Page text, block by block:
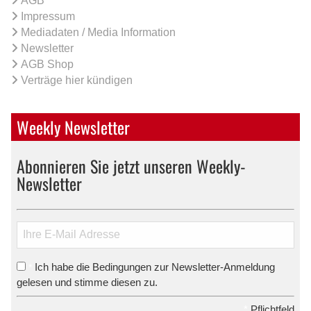
Impressum
Mediadaten / Media Information
Newsletter
AGB Shop
Verträge hier kündigen
Weekly Newsletter
Abonnieren Sie jetzt unseren Weekly-
Newsletter
Ich habe die Bedingungen zur Newsletter-Anmeldung
gelesen und stimme diesen zu.